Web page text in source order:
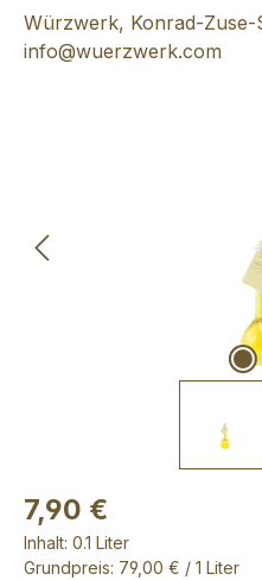
Würzwerk, Konrad-
info@wuerzwerk.com
7,90 €
Inhalt: 0.1 Liter
Grundpreis: 79,00 € / 1 Liter